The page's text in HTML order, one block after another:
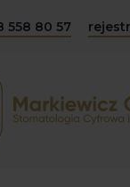
558 80 57